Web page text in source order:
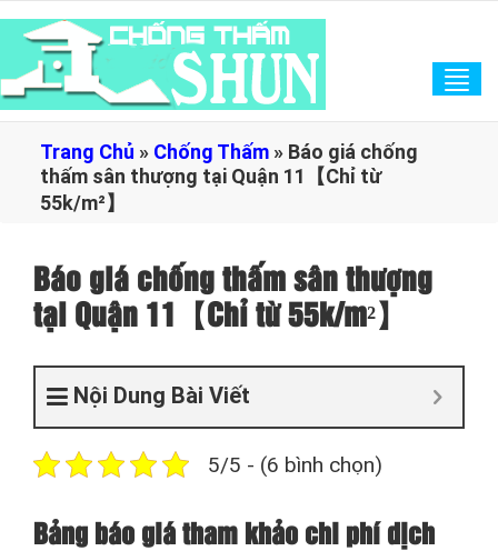
Trang Chủ » Chống Thấm » Báo giá chống
thấm sân thượng tại Quận 11【Chỉ từ
55k/m²】
Báo giá chống thấm sân thượng
tại Quận 11【Chỉ từ 55k/m²】
Nội Dung Bài Viết
5/5 - (6 bình chọn)
Bảng báo giá tham khảo chi phí dịch